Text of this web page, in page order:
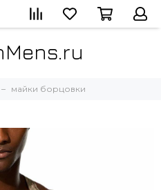
майки борцовки